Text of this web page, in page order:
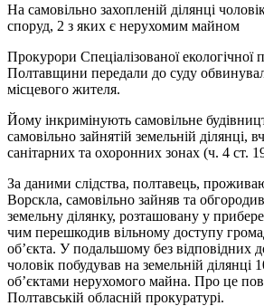
На самовільно захопленій ділянці
споруд, 2 з яких є нерухомим майном
Прокурори Спеціалізованої екологічної
Полтавщини передали до суду
місцевого жителя.
Йому інкримінують самовільне
самовільно зайнятій земельній ділянці,
санітарних та охоронних зонах (ч. 4 ст.
За даними слідства, полтавець,
Ворскла, самовільно зайняв та
земельну ділянку, розташовану у
чим перешкодив вільному доступу
об’єкта. У подальшому без відповідних
чоловік побудував на земельній ділянці
об’єктами нерухомого майна. Про це
Полтавській обласній прокуратурі.